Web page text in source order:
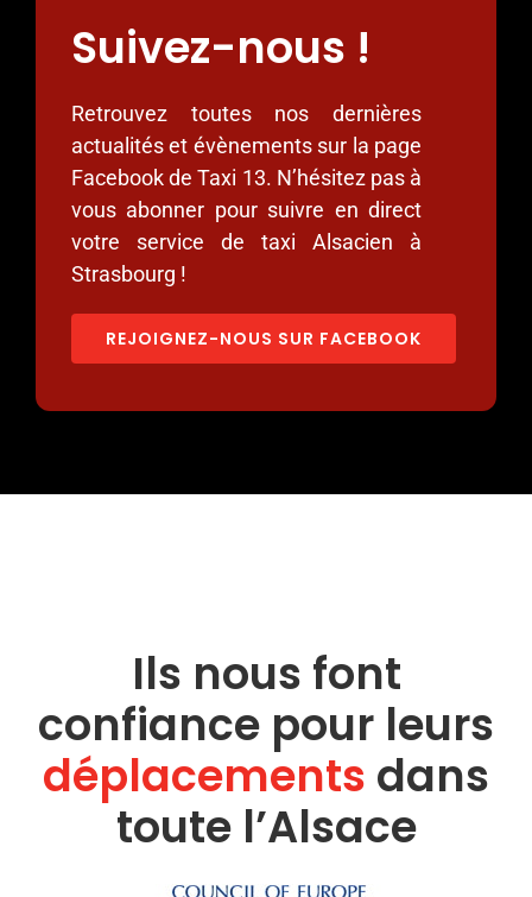
Suivez-nous !
Retrouvez toutes nos dernières
actualités et évènements sur la page
Facebook de Taxi 13. N’hésitez pas à
vous abonner pour suivre en direct
votre service de taxi Alsacien à
Strasbourg !
REJOIGNEZ-NOUS SUR FACEBOOK
Ils nous font
confiance pour leurs
déplacements dans
toute l’Alsace